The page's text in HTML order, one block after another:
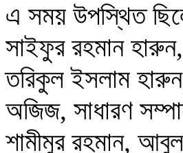
এ সময় উপস্থিত
সাইফুর রহমান
তরিকুল ইসলাম
অজিজ, সাধারণ
শামীমুর রহমান,